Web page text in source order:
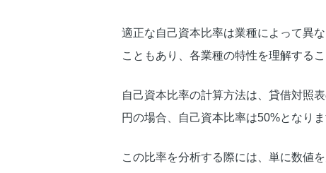
適正な自己資本比率は業種によって異
こともあり、各業種の特性を理解するこ
自己資本比率の計算方法は、貸借対照
円の場合、自己資本比率は50%となりま
この比率を分析する際には、単に数値